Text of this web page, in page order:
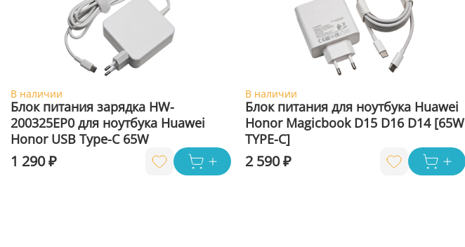
В наличии
Блок питания зарядка HW-
200325EP0 для ноутбука Huawei
Honor USB Type-C 65W
1 290 ₽
В наличии
Блок питания для ноутбука Huawei
Honor Magicbook D15 D16 D14 [65W
TYPE-C]
2 590 ₽